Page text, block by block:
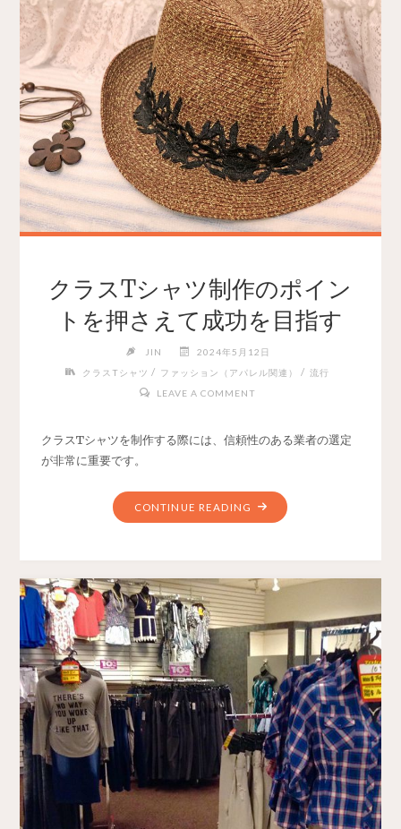
クラスTシャツ制作のポイン
トを押さえて成功を目指す
JIN
2024年5月12日
クラスTシャツ / ファッション（アパレル関連） / 流行
LEAVE A COMMENT
クラスTシャツを制作する際には、信頼性のある業者の選定
が非常に重要です。
CONTINUE READING